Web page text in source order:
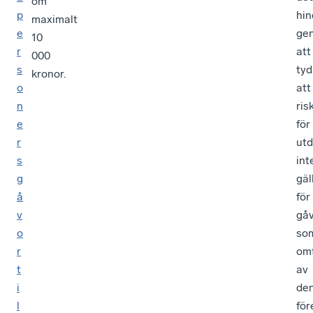
p
e
r
s
o
n
e
r
s
g
å
v
o
r
t
i
l
maximalt
10
000
kronor.
att
att
för
för
av